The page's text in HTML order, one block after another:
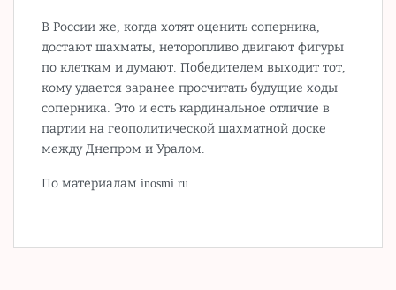
В России же, когда хотят оценить соперника,
достают шахматы, неторопливо двигают фигуры
по клеткам и думают. Победителем выходит тот,
кому удается заранее просчитать будущие ходы
соперника. Это и есть кардинальное отличие в
партии на геополитической шахматной доске
между Днепром и Уралом.
По материалам inosmi.ru